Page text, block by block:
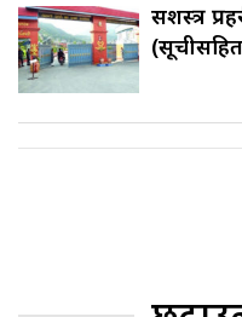
सशस्त्र